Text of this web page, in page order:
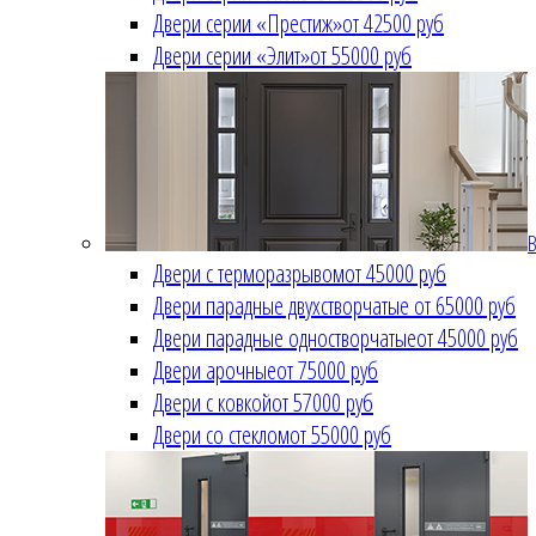
Двери серии «Престиж»от 42500 руб
Двери серии «Элит»от 55000 руб
Двери с терморазрывомот 45000 руб
Двери парадные двухстворчатые от 65000 руб
Двери парадные одностворчатыеот 45000 руб
Двери арочныеот 75000 руб
Двери с ковкойот 57000 руб
Двери со стекломот 55000 руб